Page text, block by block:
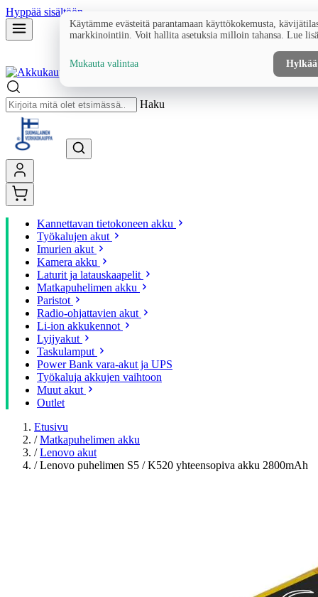
Hyppää sisältöön
Haku
Kannettavan tietokoneen akku
Työkalujen akut
Imurien akut
Kamera akku
Laturit ja latauskaapelit
Matkapuhelimen akku
Paristot
Radio-ohjattavien akut
Li-ion akkukennot
Lyijyakut
Taskulamput
Power Bank vara-akut ja UPS
Työkaluja akkujen vaihtoon
Muut akut
Outlet
Etusivu
/ Matkapuhelimen akku
/ Lenovo akut
/ Lenovo puhelimen S5 / K520 yhteensopiva akku 2800mAh
Käytämme evästeitä parantamaan käyttökokemusta,
markkinointiin. Voit hallita asetuksia milloin tahansa. Lue
Mukauta valintaa Hylkää